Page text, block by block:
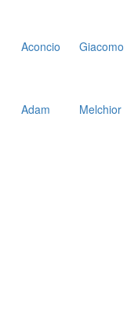
Aconcio Giacomo
Adam Melchior